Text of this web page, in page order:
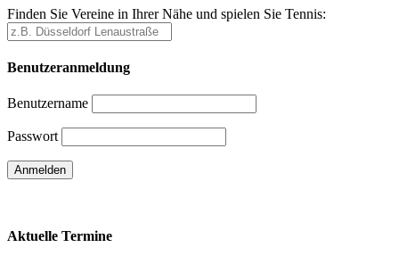
Finden Sie Vereine in Ihrer Nähe und spielen Sie Tennis:
Benutzeranmeldung
Benutzername
Passwort
Aktuelle Termine